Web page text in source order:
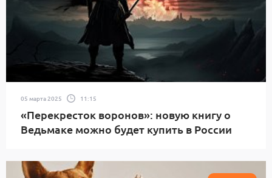
05 марта 2025 11:15
«Перекресток воронов»: новую книгу о
Ведьмаке можно будет купить в России